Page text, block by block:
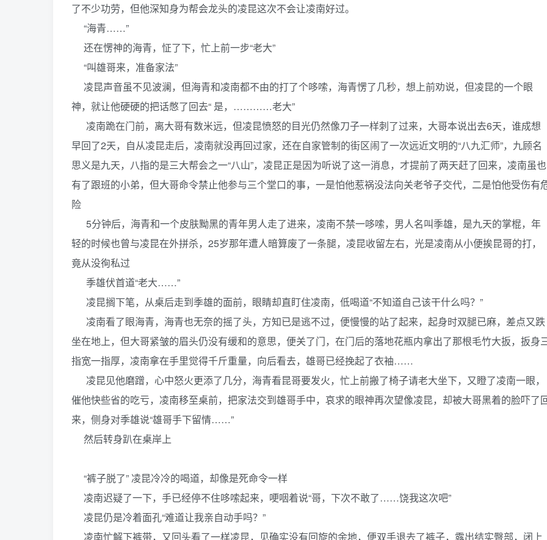
了不少功劳，但他深知身为帮会龙头的凌昆这次不会让凌南好过。
“海青……”
还在愣神的海青，怔了下，忙上前一步“老大”
“叫雄哥来，准备家法”
凌昆声音虽不见波澜，但海青和凌南都不由的打了个哆嗦，海青愣了几秒，想上前劝说，但凌昆的一个眼
神，就让他硬硬的把话憋了回去“ 是，…………老大”
凌南跪在门前，离大哥有数米远，但凌昆愤怒的目光仍然像刀子一样刺了过来，大哥本说出去6天，谁成想
早回了2天，自从凌昆走后，凌南就没再回过家，还在自家管制的街区闹了一次远近文明的“八九汇师”，九顾名
思义是九天，八指的是三大帮会之一“八山”，凌昆正是因为听说了这一消息，才提前了两天赶了回来，凌南虽也
有了跟班的小弟，但大哥命令禁止他参与三个堂口的事，一是怕他惹祸没法向关老爷子交代，二是怕他受伤有
险
5分钟后，海青和一个皮肤黝黑的青年男人走了进来，凌南不禁一哆嗦，男人名叫季雄，是九天的掌棍，年
轻的时候也曾与凌昆在外拼杀，25岁那年遭人暗算废了一条腿，凌昆收留左右，光是凌南从小便挨昆哥的打，
竟从没徇私过
季雄伏首道“老大……”
凌昆搁下笔，从桌后走到季雄的面前，眼睛却直盯住凌南，低喝道“不知道自己该干什么吗？”
凌南看了眼海青，海青也无奈的摇了头，方知已是逃不过，便慢慢的站了起来，起身时双腿已麻，差点又跌
坐在地上，但大哥紧皱的眉头仍没有缓和的意思，便关了门，在门后的落地花瓶内拿出了那根毛竹大扳，扳身
指宽一指厚，凌南拿在手里觉得千斤重量，向后看去，雄哥已经挽起了衣袖……
凌昆见他磨蹭，心中怒火更添了几分，海青看昆哥要发火，忙上前搬了椅子请老大坐下，又瞪了凌南一眼，
催他快些省的吃亏，凌南移至桌前，把家法交到雄哥手中，哀求的眼神再次望像凌昆，却被大哥黑着的脸吓了
来，侧身对季雄说“雄哥手下留情……”
然后转身趴在桌岸上
“裤子脱了” 凌昆冷冷的喝道，却像是死命令一样
凌南迟疑了一下，手已经停不住哆嗦起来，哽咽着说“哥，下次不敢了……饶我这次吧”
凌昆仍是冷着面孔“难道让我亲自动手吗？”
凌南忙解下裤带，又回头看了一样凌昆，见确实没有回旋的余地，便双手退去了裤子，露出结实臀部，闭上